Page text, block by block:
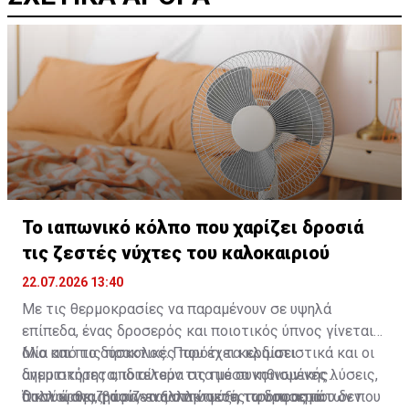
Το ιαπωνικό κόλπο που χαρίζει δροσιά
τις ζεστές νύχτες του καλοκαιριού
22.07.2026 13:40
Με τις θερμοκρασίες να παραμένουν σε υψηλά
επίπεδα, ένας δροσερός και ποιοτικός ύπνος γίνεται
όλο και πιο δύσκολος. Παρότι τα κλιματιστικά και οι
ανεμιστήρες αποτελούν τις πιο συνηθισμένες λύσεις,
πολλοί αναζητούν εναλλακτικούς τρόπους που δεν
Μία από τις πρακτικές που έχει κερδίσει
δημοτικότητα, ιδιαίτερα στα μέσα κοινωνικής
δικτύωσης, βασίζεται στην ψύξη των υφασμάτων που
Όταν έρθει η ώρα να ξαπλώσετε, τα δροσερά